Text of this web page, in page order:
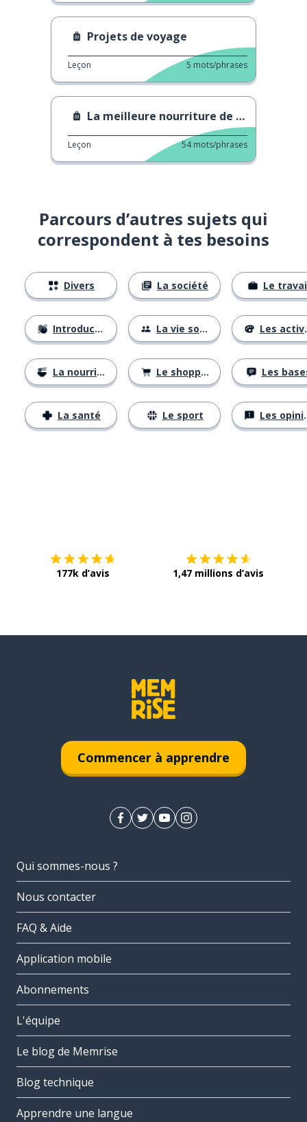
Projets de voyage
Leçon 5 mots/phrases
La meilleure nourriture de Padoue (Padova)
Leçon 54 mots/phrases
Parcours d’autres sujets qui
correspondent à tes besoins
Divers
Introductions
La nourriture
La santé
La société
La vie sociale
Le shopping
Le sport
Le
Les activités
Les
Les opinions
177k d’avis 1,47 millions d’avis
Commencer à apprendre
Qui sommes-nous ?
Nous contacter
FAQ & Aide
Application mobile
Abonnements
L'équipe
Le blog de Memrise
Blog technique
Apprendre une langue